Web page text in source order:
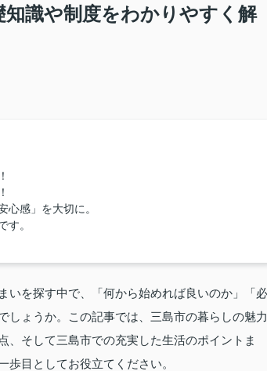
識や制度をわかりやすく解
感」を大切に。
す。
いを探す中で、「何から始めれば良いのか」「必
しょうか。この記事では、三島市の暮らしの魅力
そして三島市での充実した生活のポイントま
目としてお役立てください。